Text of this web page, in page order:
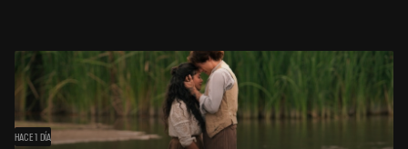
HACE 1 DÍA